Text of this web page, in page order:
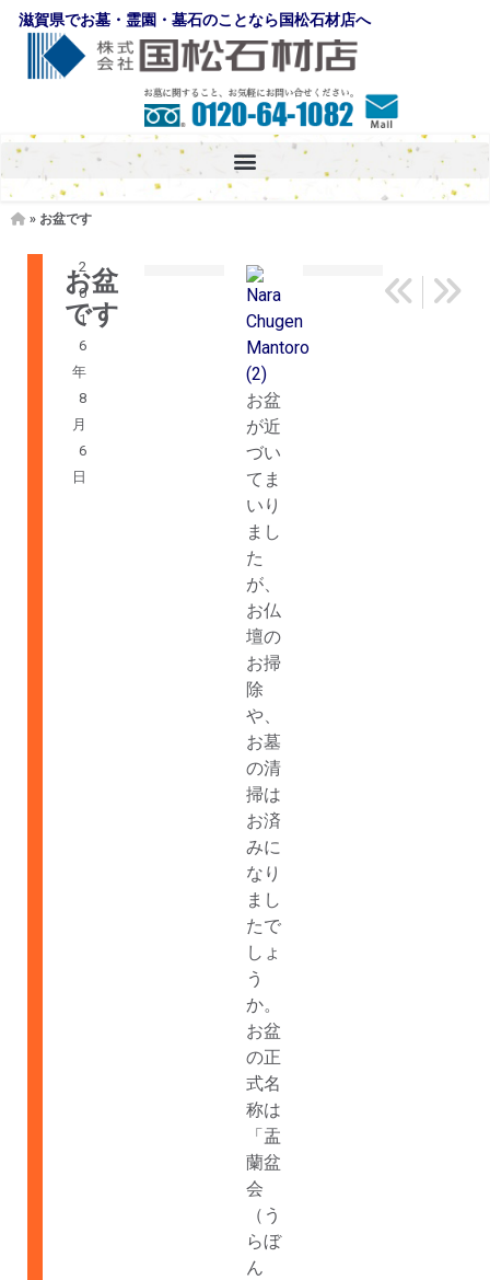
滋賀県でお墓・霊園・墓石のことなら国松石材店へ
» お盆です
2
0
1
6
年
8
月
6
日
お盆
です
お盆
が近
づい
てま
いり
まし
た
が、
お仏
壇の
お掃
除
や、
お墓
の清
掃は
お済
みに
なり
まし
たで
しょ
う
か。
お盆
の正
式名
称は
「盂
蘭盆
会
（う
らぼ
ん
「墓じ
送り火